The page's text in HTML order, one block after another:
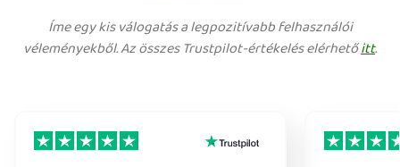
Íme egy kis válogatás a legpozitívabb felhasználói
véleményekből. Az összes Trustpilot-értékelés elérhetőitt.